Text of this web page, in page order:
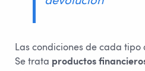
Las condiciones de cada tipo
Se trata productos